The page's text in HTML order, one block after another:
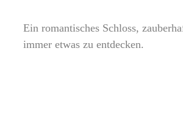
Ein romantisches Schloss,
immer etwas zu entdecken.